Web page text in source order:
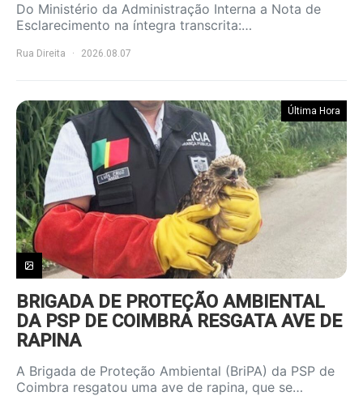
Do Ministério da Administração Interna a Nota de
Esclarecimento na íntegra transcrita:…
Rua Direita 2026.08.07
Última Hora
BRIGADA DE PROTEÇÃO AMBIENTAL
DA PSP DE COIMBRA RESGATA AVE DE
RAPINA
A Brigada de Proteção Ambiental (BriPA) da PSP de
Coimbra resgatou uma ave de rapina, que se…